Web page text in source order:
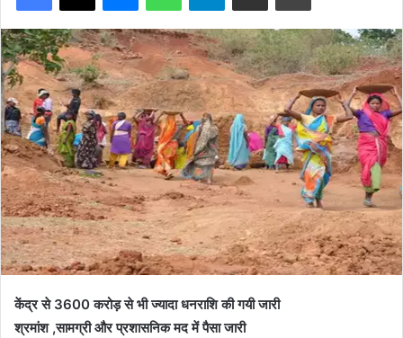
केंद्र से 3600 करोड़ से भी ज्यादा धनराशि की गयी जारी
श्रमांश ,सामग्री और प्रशासनिक मद में पैसा जारी